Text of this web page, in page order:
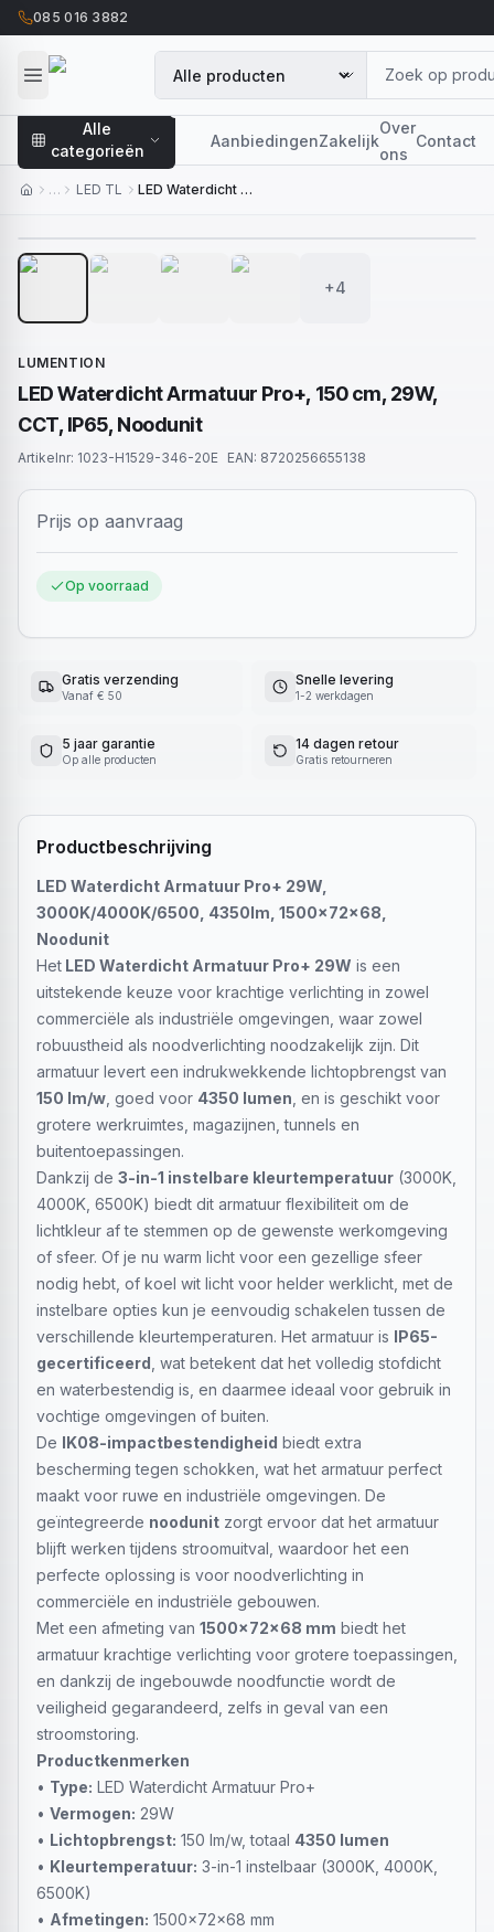
085 016 3882
Alle
categorieën
AanbiedingenZakelijk
Over
ons
Contact
… LED TL
LED Waterdicht Armatuur Pro+, 150 cm, 29W, CCT, IP65, Noodunit
+4
LUMENTION
LED Waterdicht Armatuur Pro+, 150 cm, 29W,
CCT, IP65, Noodunit
Artikelnr: 1023-H1529-346-20E EAN: 8720256655138
Prijs op aanvraag
Op voorraad
Gratis verzending
Vanaf € 50
Snelle levering
1-2 werkdagen
5 jaar garantie
Op alle producten
14 dagen retour
Gratis retourneren
Productbeschrijving
LED Waterdicht Armatuur Pro+ 29W,
3000K/4000K/6500, 4350lm, 1500x72x68,
Noodunit
Het LED Waterdicht Armatuur Pro+ 29W is een
uitstekende keuze voor krachtige verlichting in zowel
commerciële als industriële omgevingen, waar zowel
robuustheid als noodverlichting noodzakelijk zijn. Dit
armatuur levert een indrukwekkende lichtopbrengst van
150 lm/w , goed voor 4350 lumen , en is geschikt voor
grotere werkruimtes, magazijnen, tunnels en
buitentoepassingen.
Dankzij de 3-in-1 instelbare kleurtemperatuur (3000K,
4000K, 6500K) biedt dit armatuur flexibiliteit om de
lichtkleur af te stemmen op de gewenste werkomgeving
of sfeer. Of je nu warm licht voor een gezellige sfeer
nodig hebt, of koel wit licht voor helder werklicht, met de
instelbare opties kun je eenvoudig schakelen tussen de
verschillende kleurtemperaturen. Het armatuur is IP65-
gecertificeerd , wat betekent dat het volledig stofdicht
en waterbestendig is, en daarmee ideaal voor gebruik in
vochtige omgevingen of buiten.
De IK08-impactbestendigheid biedt extra
bescherming tegen schokken, wat het armatuur perfect
maakt voor ruwe en industriële omgevingen. De
geïntegreerde noodunit zorgt ervoor dat het armatuur
blijft werken tijdens stroomuitval, waardoor het een
perfecte oplossing is voor noodverlichting in
commerciële en industriële gebouwen.
Met een afmeting van 1500x72x68 mm biedt het
armatuur krachtige verlichting voor grotere toepassingen,
en dankzij de ingebouwde noodfunctie wordt de
veiligheid gegarandeerd, zelfs in geval van een
stroomstoring.
Productkenmerken
• Type: LED Waterdicht Armatuur Pro+
• Vermogen: 29W
• Lichtopbrengst: 150 lm/w, totaal 4350 lumen
• Kleurtemperatuur: 3-in-1 instelbaar (3000K, 4000K,
6500K)
• Afmetingen: 1500x72x68 mm